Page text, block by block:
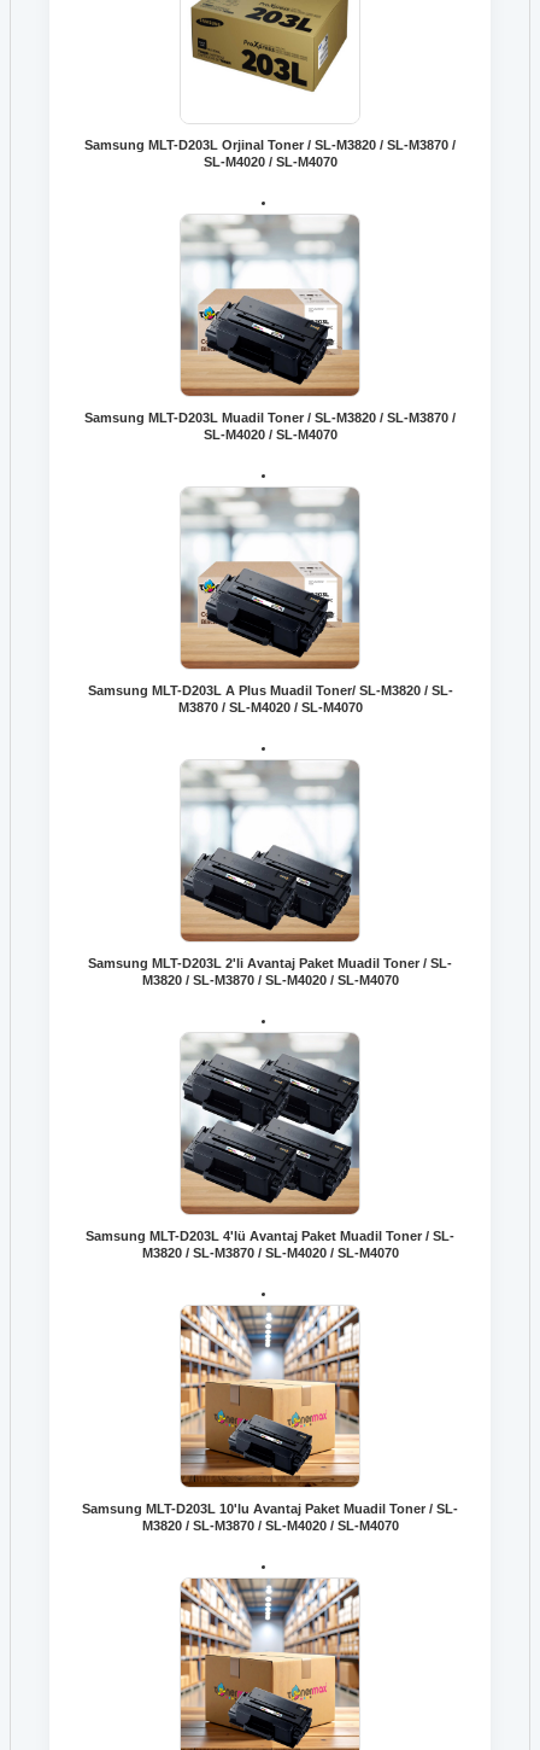
Samsung MLT-D203L Orjinal Toner / SL-M3820 / SL-M3870 /
SL-M4020 / SL-M4070
Samsung MLT-D203L Muadil Toner / SL-M3820 / SL-M3870 /
SL-M4020 / SL-M4070
Samsung MLT-D203L A Plus Muadil Toner/ SL-M3820 / SL-
M3870 / SL-M4020 / SL-M4070
Samsung MLT-D203L 2'li Avantaj Paket Muadil Toner / SL-
M3820 / SL-M3870 / SL-M4020 / SL-M4070
Samsung MLT-D203L 4'lü Avantaj Paket Muadil Toner / SL-
M3820 / SL-M3870 / SL-M4020 / SL-M4070
Samsung MLT-D203L 10'lu Avantaj Paket Muadil Toner / SL-
M3820 / SL-M3870 / SL-M4020 / SL-M4070